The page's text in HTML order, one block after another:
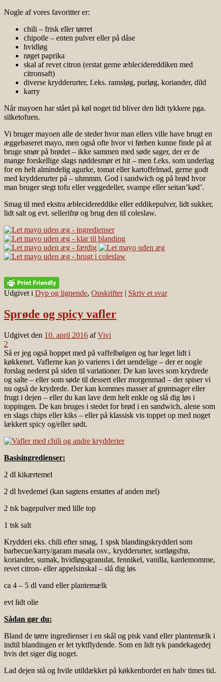
Nogle af vores favoritter er:
chili – frisk eller tørret
chipotle – enten pulver eller på dåse
hvidløg
røget paprika
skal af revet citron (erstat gerne æblecidereddiken med
citronsaft)
diverse krydderurter, f.eks. ramsløg, purløg, koriander, dild
karry
Når mayoen har stået på køl noget tid bliver den lidt tykkere pga.
silketofuen.
Vi bruger mayoen alle de steder hvor man ellers ville have brugt en
æggebaseret mayo, men også ofte hvor vi førhen kunne finde på at
bruge smør på brødet – ikke sammen med søde sager, der er de
mange forskellige slags nøddesmør et hit – men f.eks. som underlag
for en helt almindelig agurke, tomat eller kartoffelmad, gerne godt
med krydderurter på – uhmmm. God i sandwich og på brød hvor
man bruger stegt tofu eller veggedeller, svampe eller seitan’kød’.
Smag til med ekstra æblecidereddike eller eddikepulver, lidt sukker,
lidt salt og evt. sellerifrø og brug den til coleslaw.
Udgivet i Dyp og lignende, Opskrifter | Skriv et svar
Sprøde og spicy vafler
Udgivet den 10. april 2016 afVivi
2
Så er jeg også hoppet med på vaffelbølgen og har leget lidt i
køkkenet. Vaflerne kan jo varieres i det uendelige – der er nogle
forslag nederst på siden til variationer. De kan laves som krydrede
og salte – eller som søde til dessert eller morgenmad – der spiser vi
nu også de krydrede. Der kan kommes masser af grøntsager eller
frugt i dejen – eller du kan lave dem helt enkle og slå dig løs i
toppingen. De kan bruges i stedet for brød i en sandwich, alene som
en slags chips eller kiks – eller på klassisk vis toppet op med noget
lækkert spicy og/eller sødt.
Basisingredienser:
2 dl kikærtemel
2 dl hvedemel (kan sagtens erstattes af anden mel)
2 tsk bagepulver med lille top
1 tsk salt
Krydderi eks. chili efter smag, 1 spsk blandingskrydderi som
barbecue/karry/garam masala osv., krydderurter, sortløgsfrø,
koriander, sumak, hvidløgsgranulat, fennikel, vanilla, kardemomme,
revet citron- eller appelsinskal – slå dig løs
ca 4 – 5 dl vand eller plantemælk
evt lidt olie
Sådan gør du:
Bland de tørre ingredienser i en skål og pisk vand eller plantemælk i
indtil blandingen er let tyktflydende. Som en lidt tyk pandekagedej
hvis det siger dig noget.
Lad dejen stå og hvile utildækket på køkkenbordet en halv times tid.